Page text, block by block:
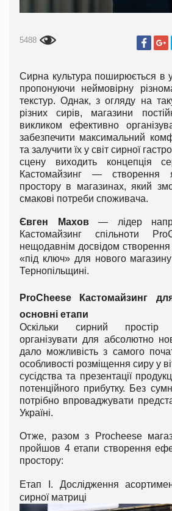
5488
Сирна культура поширюється в
пропонуючи неймовірну
текстур. Однак, з огляду на
різних сирів, магазини
викликом ефективно
забезпечити максимальний
та залучити їх у світ сирної
сцену виходить концепція
Кастомайзинг — створення
простору в магазинах, який
смакові потреби споживача.
Євген Махов— лідер
Кастомайзинг спільноти
нещодавнім досвідом
«під ключ» для нового
Тернопільщині.
ProCheese Кастомайзинг
основні етапи
Оскільки сирний простір
організувати для абсолютно
дало можливість з самого
особливості розміщення сиру у
сусідства та презентації
потенційного прибутку. Без
потрібно впроваджувати
Україні.
Отже, разом з Procheese
пройшов 4 етапи створення
простору:
Етап І. Дослідження
сирної матриці